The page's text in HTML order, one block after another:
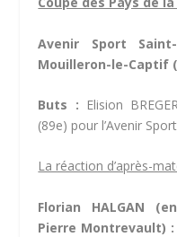
Avenir Sport
Mouilleron-le-Captif
Buts : Elision
(89e) pour l’Avenir
La réaction d’après-
Florian HALGAN
Pierre Montrevault) :